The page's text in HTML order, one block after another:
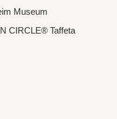
Museum
CIRCLE® Taffeta